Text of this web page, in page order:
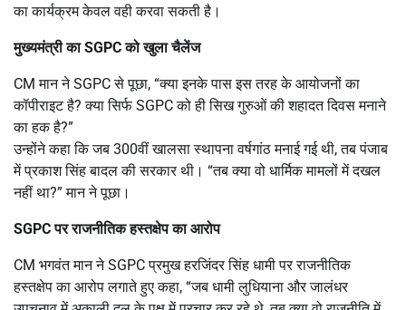
का कार्यक्रम केवल वही करवा सकती है।
मुख्यमंत्री काSGPCको खुला चैलेंज
CM मान ने SGPC से पूछा, “क्या इनके पास इस तरह के आयोजनों का
कॉपीराइट है? क्या सिर्फ SGPC को ही सिख गुरुओं की शहादत दिवस मनाने
का हक है?”
उन्होंने कहा कि जब 300वीं खालसा स्थापना वर्षगांठ मनाई गई थी, तब पंजाब
में प्रकाश सिंह बादल की सरकार थी। “तब क्या वो धार्मिक मामलों में दखल
नहीं था?” मान ने पूछा।
SGPCपर राजनीतिक हस्तक्षेप का आरोप
CM भगवंत मान ने SGPC प्रमुख हरजिंदर सिंह धामी पर राजनीतिक
हस्तक्षेप का आरोप लगाते हुए कहा, “जब धामी लुधियाना और जालंधर